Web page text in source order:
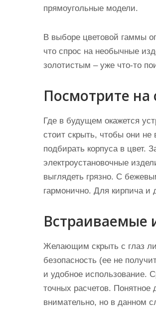
прямоугольные модели.
В выборе цветовой гаммы
что спрос на необычные
золотистым – уже что-то
Посмотрите на
Где в будущем окажется
стоит скрыть, чтобы они
подбирать корпуса в цвет.
электроустановочные
выглядеть грязно. С
гармонично. Для кирпича и
Встраиваемые
Желающим скрыть с глаз
безопасность (ее не
и удобное использование.
точных расчетов.
внимательно, но в данном